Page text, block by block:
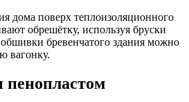
дома поверх теплоизоляционного
обрешётку, используя бруски
бревенчатого здания можно
вагонку.
пенопластом